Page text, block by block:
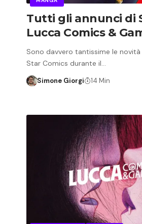
Tutti gli annunci di
Lucca Comics &
Sono davvero tantissime le
Star Comics durante il…
Simone Giorgi 14 Min